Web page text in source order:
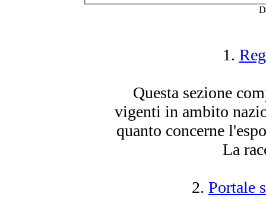
1.
Questa sezione
vigenti in ambito
quanto concerne l'
La
2. Portale